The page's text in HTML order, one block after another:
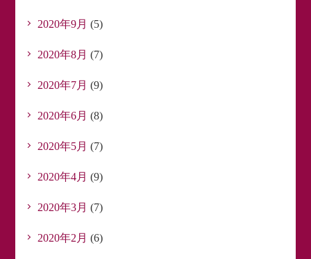
2020年9月 (5)
2020年8月 (7)
2020年7月 (9)
2020年6月 (8)
2020年5月 (7)
2020年4月 (9)
2020年3月 (7)
2020年2月 (6)